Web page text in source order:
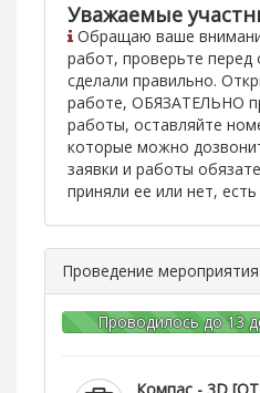
Уважаемые
Обращаю ваше
работ, проверьте перед
сделали правильно.
работе, ОБЯЗАТЕЛЬНО
работы, оставляйте
которые можно
заявки и работы
приняли ее или нет,
Проведение мероприятия
Проводилось до 13